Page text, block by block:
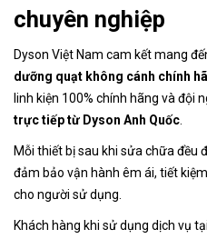
chuyên nghiệp
Dyson Việt Nam cam kết mang
dưỡng quạt không cánh chính
linh kiện 100% chính hãng và đội
trực tiếp từ Dyson Anh Quốc.
Mỗi thiết bị sau khi sửa chữa đều
đảm bảo vận hành êm ái, tiết
cho người sử dụng.
Khách hàng khi sử dụng dịch vụ tại